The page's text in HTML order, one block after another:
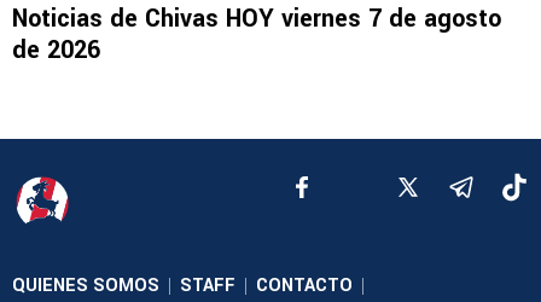
Noticias de Chivas HOY viernes 7 de agosto
de 2026
QUIENES SOMOS | STAFF | CONTACTO |